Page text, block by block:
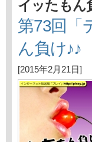
イッたもん
第73回「
ん負け♪♪
[2015年2月21日]